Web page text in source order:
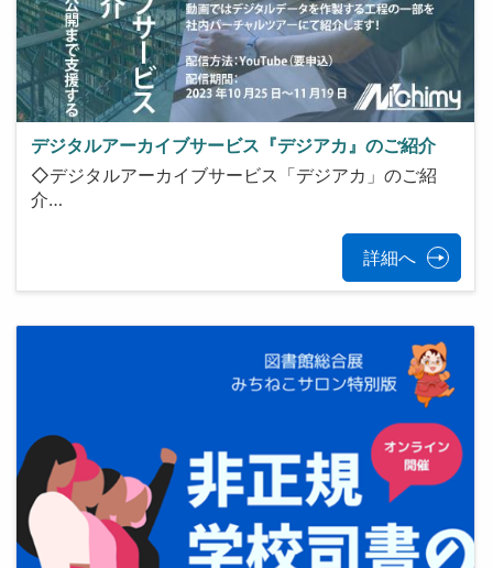
デジタルアーカイブサービス『デジアカ』のご紹介
◇デジタルアーカイブサービス「デジアカ」のご紹
介…
詳細へ